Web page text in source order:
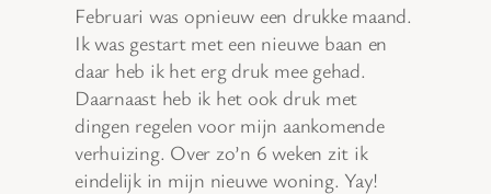
Februari was opnieuw een drukke maand.
Ik was gestart met een nieuwe baan en
daar heb ik het erg druk mee gehad.
Daarnaast heb ik het ook druk met
dingen regelen voor mijn aankomende
verhuizing. Over zo’n 6 weken zit ik
eindelijk in mijn nieuwe woning. Yay!